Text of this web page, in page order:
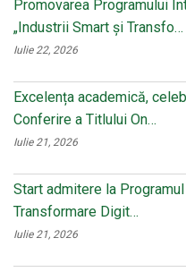
Promovarea Programului
„Industrii Smart și Transfo…
Iulie 22, 2026
Excelența academică,
Conferire a Titlului On…
Iulie 21, 2026
Start admitere la
Transformare Digit…
Iulie 21, 2026